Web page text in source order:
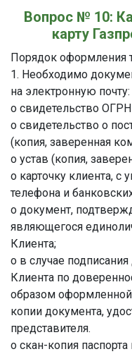
Вопрос № 10:
карту
Порядок оформления
1. Необходимо
на электронную почту:
o свидетельство
o свидетельство о
(копия, заверенная
o устав (копия,
o карточку клиента, с
телефона и
o документ,
являющегося
Клиента;
o в случае
Клиента по
образом
копии документа,
представителя.
o скан-копия паспорта